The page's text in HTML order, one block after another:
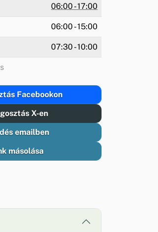
06:00 - 17:00
06:00 - 15:00
07:30 - 10:00
Facebookon
X-en
emailben
másolása